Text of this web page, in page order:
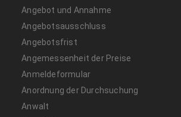
Angebot und Annahme
Angebotsausschluss
Angebotsfrist
Angemessenheit der Preise
Anmeldeformular
Anordnung der Durchsuchung
Anwalt